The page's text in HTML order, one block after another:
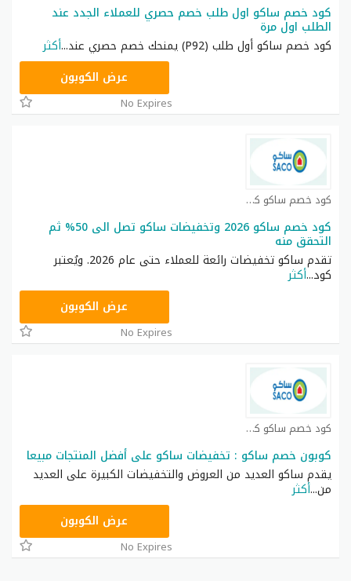
كود خصم ساكو اول طلب خصم حصري للعملاء الجدد عند
الطلب اول مرة
كود خصم ساكو أول طلب (P92) يمنحك خصم حصري عند
...أكثر
عرض الكوبون
No Expires
كود خصم ساكو كوبون
كود خصم ساكو 2026 وتخفيضات ساكو تصل الى 50% ثم
التحقق منه
تقدم ساكو تخفيضات رائعة للعملاء حتى عام 2026. ويُعتبر
كود...أكثر
عرض الكوبون
No Expires
كود خصم ساكو كوبون
كوبون خصم ساكو : تخفيضات ساكو على أفضل المنتجات مبيعا
يقدم ساكو العديد من العروض والتخفيضات الكبيرة على العديد
من...أكثر
عرض الكوبون
No Expires